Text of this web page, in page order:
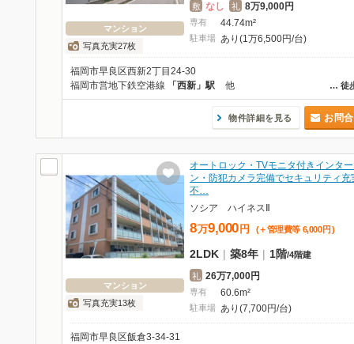
マンション
写真充実27枚
敷 なし 礼 8万9,000円
専有 44.74m²
駐車場 あり(1万6,500円/台)
福岡市早良区西新2丁目24-30
… 徒
福岡市営地下鉄空港線 「西新」駅 他
物件詳細を見る お問
マンション
写真充実13枚
オートロック・TVモニタ付きインタ
ン・防犯カメラ完備でセキュリティ充
不…
ソシア ハイネスⅡ
8万9,000 円 (＋管理費等 6,000 円 )
2LDK | 築8年 | 1階/4階建
礼 26万7,000円
専有 60.6m²
駐車場 あり(7,700円/台)
福岡市早良区飯倉3-34-31